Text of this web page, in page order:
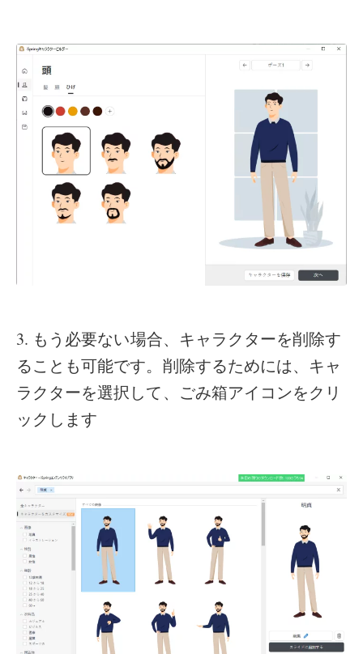
3. もう必要ない場合、キャラクターを削除す
ることも可能です。削除するためには、キャ
ラクターを選択して、ごみ箱アイコンをクリ
ックします